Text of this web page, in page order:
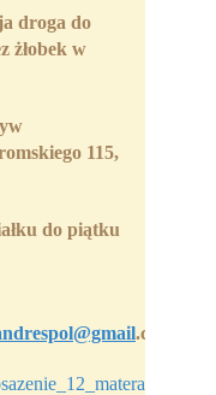
droga do
żłobek w
115,
do piątku
.com